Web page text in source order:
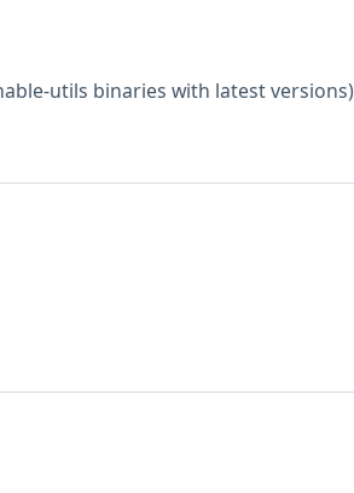
utils binaries with latest versions)